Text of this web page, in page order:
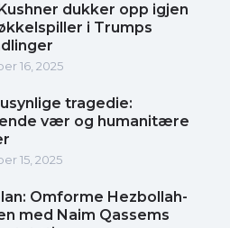
dukker opp igjen
i Trumps
16, 2025
usynlige tragedie:
vær og humanitære
15, 2025
Omforme Hezbollah-
med Naim Qassems